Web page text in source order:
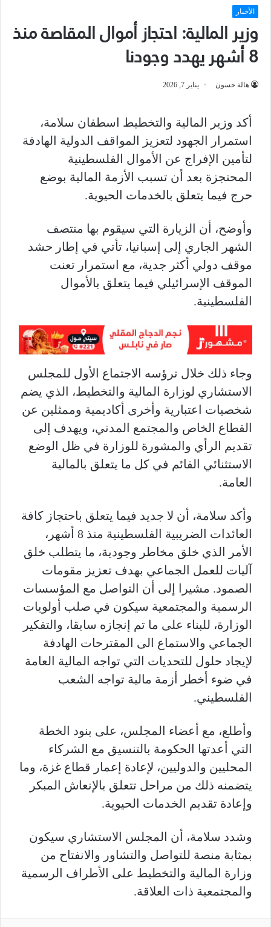
الأخبار
وزير المالية: احتجاز أموال المقاصة منذ
8 أشهر يهدد وجودنا
هالة حسون يناير 7, 2026
أكد وزير المالية والتخطيط اسطفان سلامة،
استمرار الجهود لتعزيز المواقف الدولية الهادفة
لتأمين الإفراج عن الأموال الفلسطينية
المحتجزة بعد أن تسبب الأزمة المالية بوضع
حرج فيما يتعلق بالخدمات الحيوية.
وأوضح، أن الزيارة التي سيقوم بها منتصف
الشهر الجاري إلى إسبانيا، تأتي في إطار حشد
موقف دولي أكثر جدية، مع استمرار تعنت
الموقف الإسرائيلي فيما يتعلق بالأموال
الفلسطينية.
وجاء ذلك خلال ترؤسه الاجتماع الأول للمجلس
الاستشاري لوزارة المالية والتخطيط، الذي يضم
شخصيات اعتبارية وأخرى أكاديمية وممثلين عن
القطاع الخاص والمجتمع المدني، ويهدف إلى
تقديم الرأي والمشورة للوزارة في ظل الوضع
الاستثنائي القائم في كل ما يتعلق بالمالية
العامة.
وأكد سلامة، أن لا جديد فيما يتعلق باحتجاز كافة
العائدات الضريبية الفلسطينية منذ 8 أشهر،
الأمر الذي خلق مخاطر وجودية، ما يتطلب خلق
آليات للعمل الجماعي بهدف تعزيز مقومات
الصمود. مشيرا إلى أن التواصل مع المؤسسات
الرسمية والمجتمعية سيكون في صلب أولويات
الوزارة، للبناء على ما تم إنجازه سابقا، والتفكير
الجماعي والاستماع الى المقترحات الهادفة
لإيجاد حلول للتحديات التي تواجه المالية العامة
في ضوء أخطر أزمة مالية تواجه الشعب
الفلسطيني.
وأطلع، مع أعضاء المجلس، على بنود الخطة
التي أعدتها الحكومة بالتنسيق مع الشركاء
المحليين والدوليين، لإعادة إعمار قطاع غزة، وما
يتضمنه ذلك من مراحل تتعلق بالإنعاش المبكر
وإعادة تقديم الخدمات الحيوية.
وشدد سلامة، أن المجلس الاستشاري سيكون
بمثابة منصة للتواصل والتشاور والانفتاح من
وزارة المالية والتخطيط على الأطراف الرسمية
والمجتمعية ذات العلاقة.